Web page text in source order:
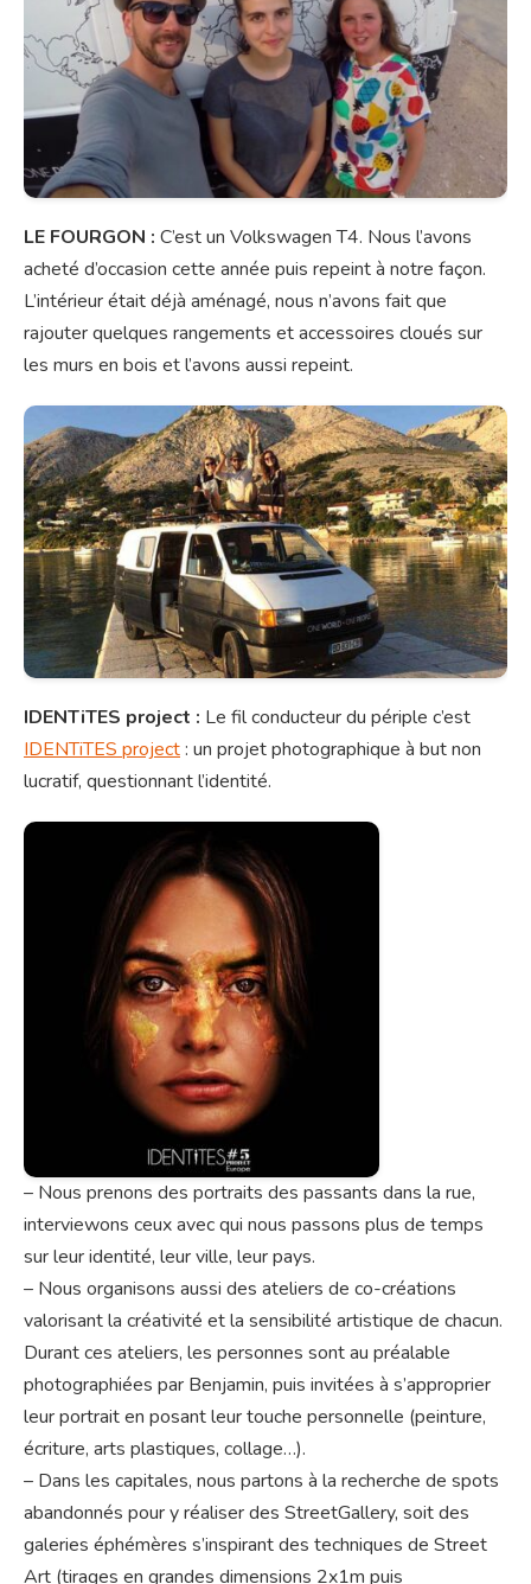
LE FOURGON : C’est un Volkswagen T4. Nous l’avons
acheté d’occasion cette année puis repeint à notre façon.
L’intérieur était déjà aménagé, nous n’avons fait que
rajouter quelques rangements et accessoires cloués sur
les murs en bois et l’avons aussi repeint.
IDENTiTES project : Le fil conducteur du périple c’est
IDENTiTES project: un projet photographique à but non
lucratif, questionnant l’identité.
– Nous prenons des portraits des passants dans la rue,
interviewons ceux avec qui nous passons plus de temps
sur leur identité, leur ville, leur pays.
– Nous organisons aussi des ateliers de co-créations
valorisant la créativité et la sensibilité artistique de chacun.
Durant ces ateliers, les personnes sont au préalable
photographiées par Benjamin, puis invitées à s’approprier
leur portrait en posant leur touche personnelle (peinture,
écriture, arts plastiques, collage…).
– Dans les capitales, nous partons à la recherche de spots
abandonnés pour y réaliser des StreetGallery, soit des
galeries éphémères s’inspirant des techniques de Street
Art (tirages en grandes dimensions 2x1m puis